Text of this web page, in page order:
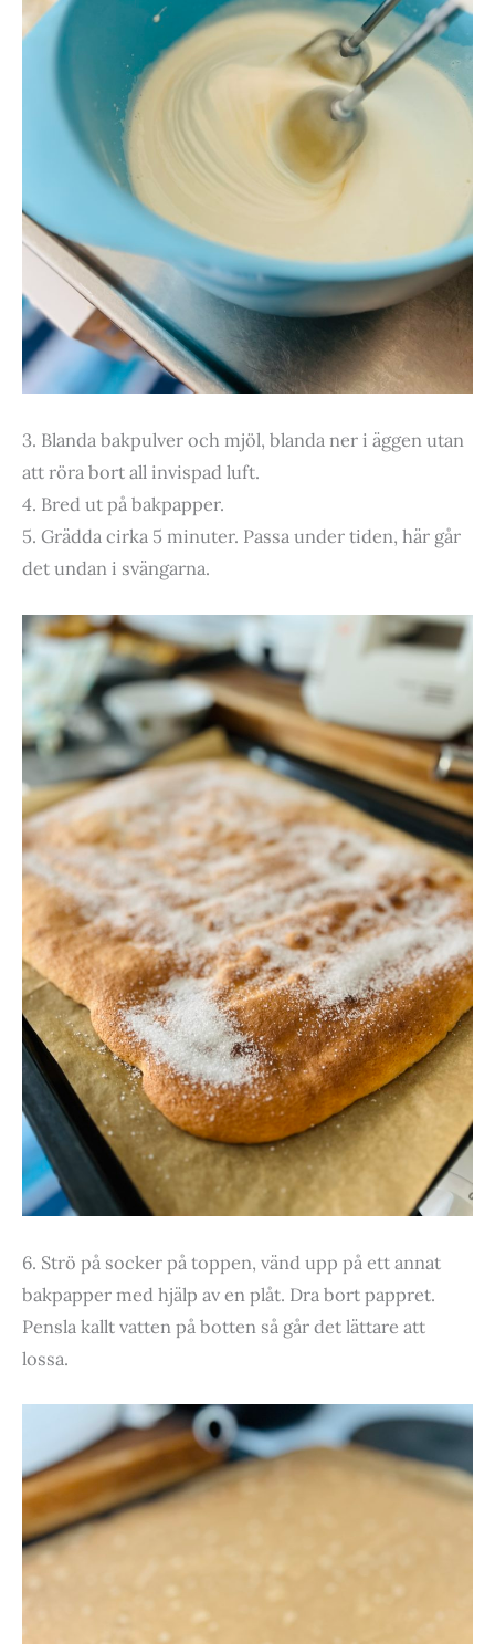
3. Blanda bakpulver och mjöl, blanda ner i äggen utan
att röra bort all invispad luft.
4. Bred ut på bakpapper.
5. Grädda cirka 5 minuter. Passa under tiden, här går
det undan i svängarna.
6. Strö på socker på toppen, vänd upp på ett annat
bakpapper med hjälp av en plåt. Dra bort pappret.
Pensla kallt vatten på botten så går det lättare att
lossa.